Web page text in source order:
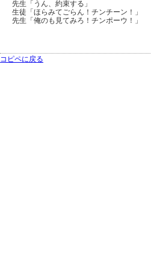
先生「うん、約束する」
生徒「ほらみてごらん！チンチーン！」
先生「俺のも見てみろ！チンポーウ！」
コピペに戻る